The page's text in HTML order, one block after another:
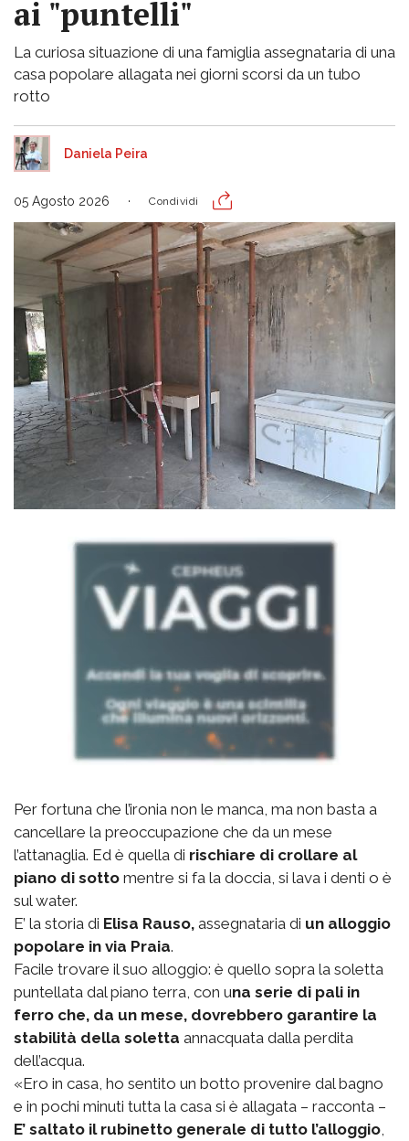
ai "puntelli"
La curiosa situazione di una famiglia assegnataria di una
casa popolare allagata nei giorni scorsi da un tubo
rotto
Daniela Peira
05 Agosto 2026 Condividi
Per fortuna che l’ironia non le manca, ma non basta a
cancellare la preoccupazione che da un mese
l’attanaglia. Ed è quella di rischiare di crollare al
piano di sotto mentre si fa la doccia, si lava i denti o è
sul water.
E’ la storia di Elisa Rauso, assegnataria di un alloggio
popolare in via Praia.
Facile trovare il suo alloggio: è quello sopra la soletta
puntellata dal piano terra, con una serie di pali in
ferro che, da un mese, dovrebbero garantire la
stabilità della soletta annacquata dalla perdita
dell’acqua.
«Ero in casa, ho sentito un botto provenire dal bagno
e in pochi minuti tutta la casa si è allagata – racconta –
E’ saltato il rubinetto generale di tutto l’alloggio